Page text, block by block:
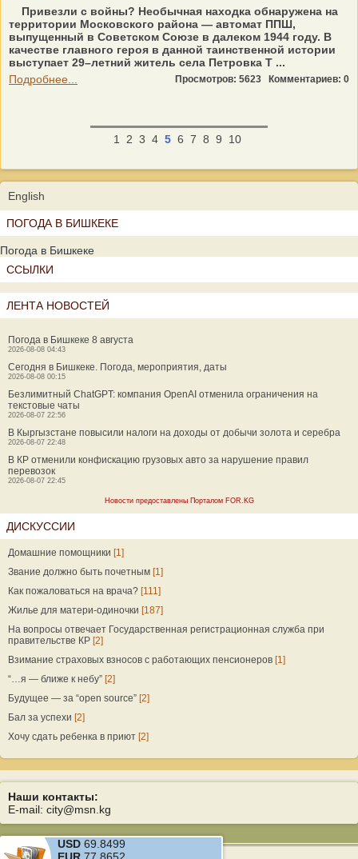
Привезли с войны? Необычная находка обнаружена на
территории Московского района — автомат ППШ,
выпущенный в Советском Союзе в далеком 1944 году. В
качестве главного героя в данной таинственной истории
выступает 29–летний житель села Петровка Т ...
Подробнее...
Просмотров: 5623 Комментариев: 0
1 2 3 4 5 6 7 8 9 10
English
ПОГОДА В БИШКЕКЕ
Погода в Бишкеке
ССЫЛКИ
ЛЕНТА НОВОСТЕЙ
Погода в Бишкеке 8 августа
2026-08-08 04:43
Сегодня в Бишкеке. Погода, мероприятия, даты
2026-08-08 00:15
Безлимитный ChatGPT: компания OpenAI отменила ограничения на
текстовые чаты
2026-08-07 22:56
В Кыргызстане повысили налоги на доходы от добычи золота и серебра
2026-08-07 22:48
В КР отменили конфискацию грузовых авто за нарушение правил
перевозок
2026-08-07 22:45
Новости предоставлены Порталом FOR.KG
ДИСКУССИИ
Домашние помощники [1]
Звание должно быть почетным [1]
Как пожаловаться на врача? [111]
Жилье для матери-одиночки [187]
На вопросы отвечает Государственная регистрационная служба при
правительстве КР [2]
Взимание страховых взносов с работающих пенсионеров [1]
“…я — ближе к небу” [2]
Будущее — за “open source” [2]
Бал за успехи [2]
Хочу сдать ребенка в приют [2]
Наши контакты:
E-mail: city@msn.kg
USD 69.8499